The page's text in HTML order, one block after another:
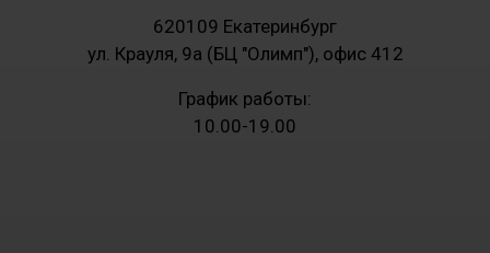
620109 Екатеринбург
ул. Крауля, 9а (БЦ "Олимп"), офис 412
График работы:
10.00-19.00